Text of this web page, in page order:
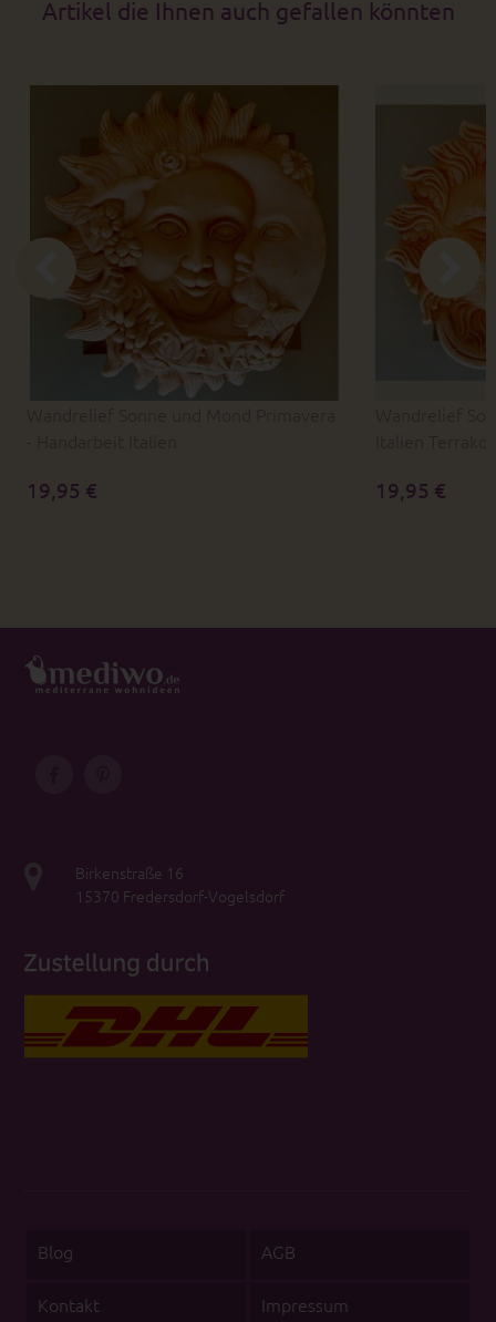
Artikel die Ihnen auch gefallen könnten
19,95 € 19,95 €
Birkenstraße 16
15370 Fredersdorf-Vogelsdorf
Blog AGB
Kontakt Impressum